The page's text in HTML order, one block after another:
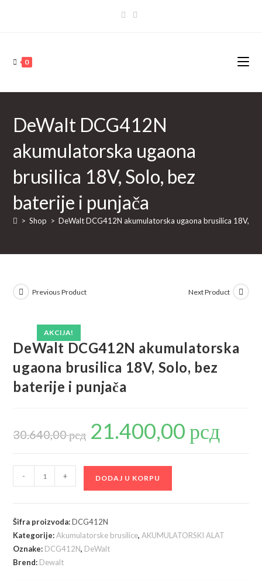
0
DeWalt DCG412N
akumulatorska ugaona
brusilica 18V, Solo, bez
baterije i punjača
> Shop > DeWalt DCG412N akumulatorska ugaona brusilica 18V,
AKCIJA!
Previous Product Next Product
DeWalt DCG412N akumulatorska
ugaona brusilica 18V, Solo, bez
baterije i punjača
30.640,00рсд
Originalna
cena
je
21.400,00рсдje:
DCG412N
ugaona
brusilica
18V,
Solo,
- + DODAJ U KORPU
Šifra proizvoda:DCG412N
Kategorije:Akumulatorske brusilice,AKUMULATORSKI ALAT
Oznake: DCG412N, DeWalt
Brend: Dewalt